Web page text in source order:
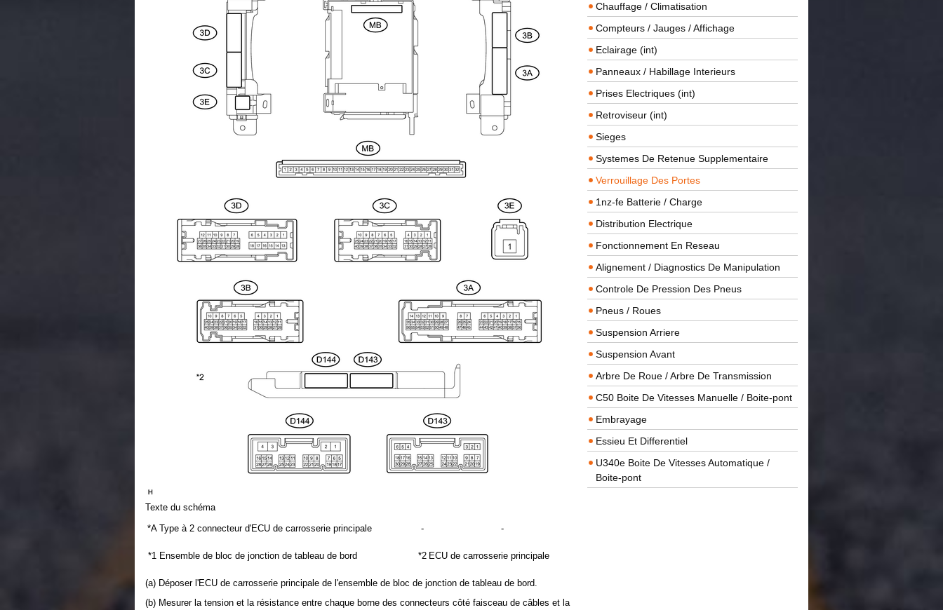
Texte du schéma
*A Type à 2 connecteur d'ECU de carrosserie principale - -
*1 Ensemble de bloc de jonction de tableau de bord *2 ECU de carrosserie principale
(a) Déposer l'ECU de carrosserie principale de l'ensemble de bloc de jonction de tableau de bord.
(b) Mesurer la tension et la résistance entre chaque borne des connecteurs côté faisceau de câbles et la
Chauffage / Climatisation
Compteurs / Jauges / Affichage
Eclairage (int)
Panneaux / Habillage Interieurs
Prises Electriques (int)
Retroviseur (int)
Sieges
Systemes De Retenue Supplementaire
Verrouillage Des Portes
1nz-fe Batterie / Charge
Distribution Electrique
Fonctionnement En Reseau
Alignement / Diagnostics De Manipulation
Controle De Pression Des Pneus
Pneus / Roues
Suspension Arriere
Suspension Avant
Arbre De Roue / Arbre De Transmission
C50 Boite De Vitesses Manuelle / Boite-pont
Embrayage
Essieu Et Differentiel
U340e Boite De Vitesses Automatique /
Boite-pont